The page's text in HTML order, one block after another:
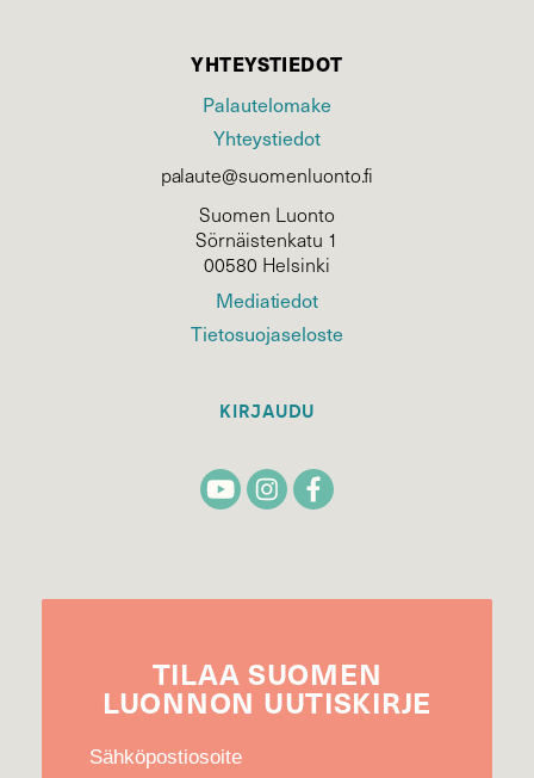
YHTEYSTIEDOT
Palautelomake
Yhteystiedot
palaute@suomenluonto.fi
Suomen Luonto
Sörnäistenkatu 1
00580 Helsinki
Mediatiedot
Tietosuojaseloste
KIRJAUDU
TILAA SUOMEN
LUONNON UUTIS­KIRJE
Sähköpostiosoite